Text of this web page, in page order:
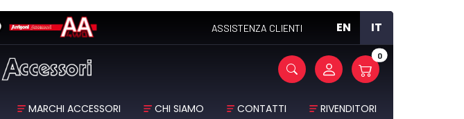
ASSISTENZA CLIENTI EN IT
0
MARCHI ACCESSORI CHI SIAMO CONTATTI RIVENDITORI